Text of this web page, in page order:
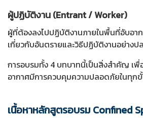
ผู้ปฏิบัติงาน (Entrant / Worker)
ผู้ที่ต้องลงไปปฏิบัติงานภายในพื้นที่อับอา
เกี่ยวกับอันตรายและวิธีปฏิบัติงานอย่าง
การอบรมทั้ง 4 บทบาทนี้เป็นสิ่งสำคัญ เพื่
อากาศมีการควบคุมความปลอดภัยในทุก
เนื้อหาหลักสูตรอบรม Confined